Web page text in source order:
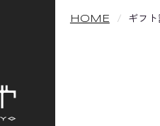
HOME ギフ